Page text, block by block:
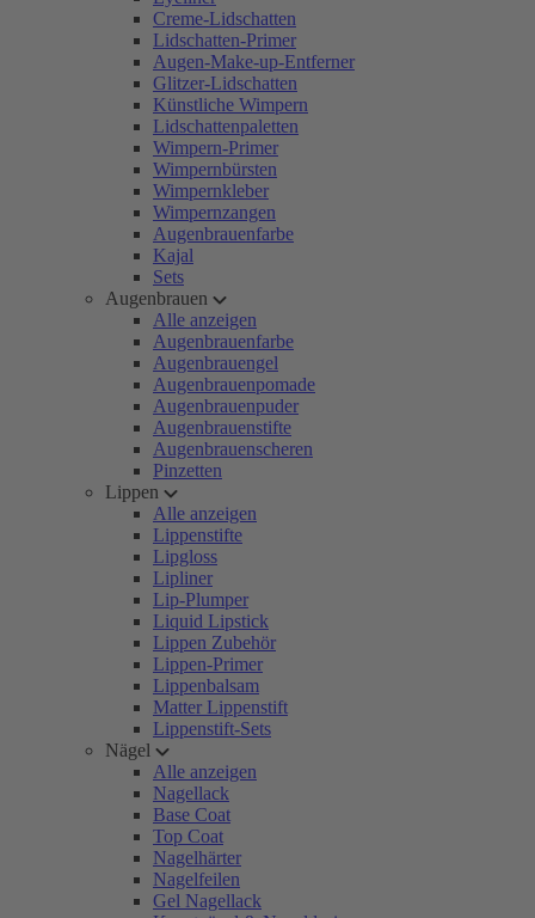
Creme-Lidschatten
Lidschatten-Primer
Augen-Make-up-Entferner
Glitzer-Lidschatten
Künstliche Wimpern
Lidschattenpaletten
Wimpern-Primer
Wimpernbürsten
Wimpernkleber
Wimpernzangen
Augenbrauenfarbe
Kajal
Sets
Augenbrauen
Alle anzeigen
Augenbrauenfarbe
Augenbrauengel
Augenbrauenpomade
Augenbrauenpuder
Augenbrauenstifte
Augenbrauenscheren
Pinzetten
Lippen
Alle anzeigen
Lippenstifte
Lipgloss
Lipliner
Lip-Plumper
Liquid Lipstick
Lippen Zubehör
Lippen-Primer
Lippenbalsam
Matter Lippenstift
Lippenstift-Sets
Nägel
Alle anzeigen
Nagellack
Base Coat
Top Coat
Nagelhärter
Nagelfeilen
Gel Nagellack